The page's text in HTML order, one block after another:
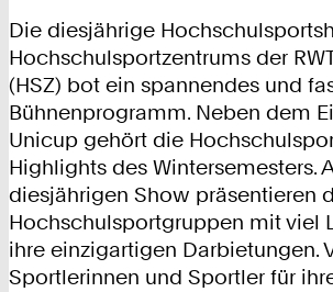
Die diesjährige
Hochschulsportzentrums der
(HSZ) bot ein spannendes und
Bühnenprogramm. Neben dem
Unicup gehört die
Highlights des Wintersemesters.
diesjährigen Show präsentieren
Hochschulsportgruppen mit viel
ihre einzigartigen Darbietungen.
Sportlerinnen und Sportler für